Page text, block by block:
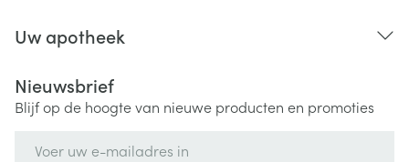
Uw apotheek
Nieuwsbrief
Blijf op de hoogte van nieuwe producten en promoties